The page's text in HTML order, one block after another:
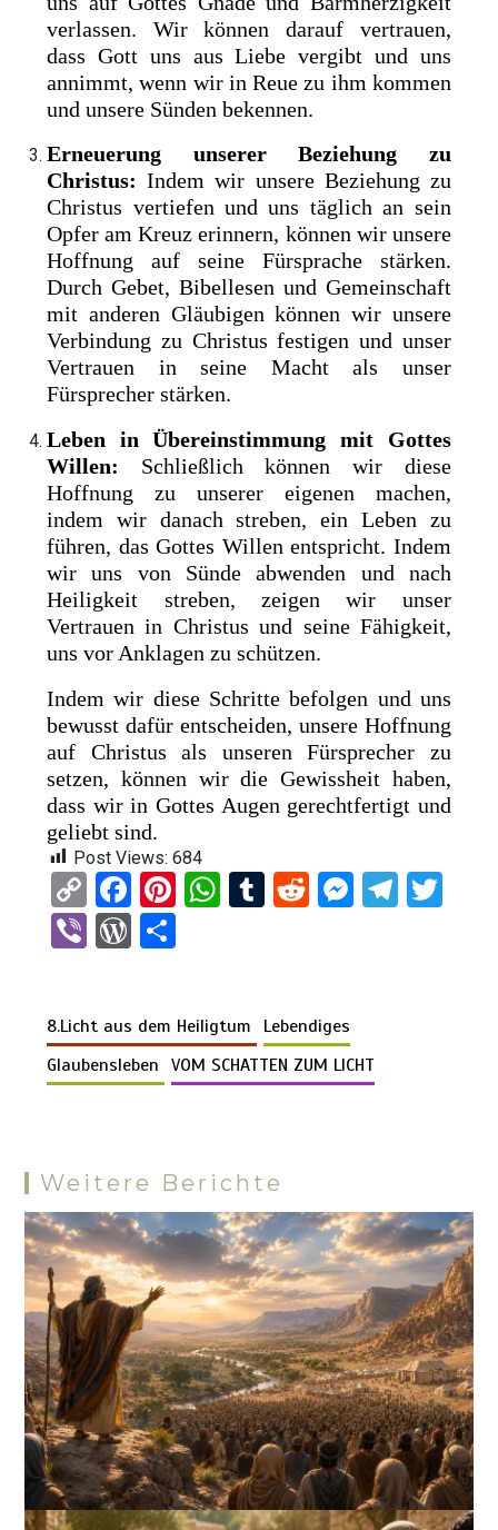
verlassen. Wir können darauf vertrauen,
dass Gott uns aus Liebe vergibt und uns
annimmt, wenn wir in Reue zu ihm kommen
und unsere Sünden bekennen.
Erneuerung unserer Beziehung zu
Christus: Indem wir unsere Beziehung zu
Christus vertiefen und uns täglich an sein
Opfer am Kreuz erinnern, können wir unsere
Hoffnung auf seine Fürsprache stärken.
Durch Gebet, Bibellesen und Gemeinschaft
mit anderen Gläubigen können wir unsere
Verbindung zu Christus festigen und unser
Vertrauen in seine Macht als unser
Fürsprecher stärken.
Leben in Übereinstimmung mit Gottes
Willen: Schließlich können wir diese
Hoffnung zu unserer eigenen machen,
indem wir danach streben, ein Leben zu
führen, das Gottes Willen entspricht. Indem
wir uns von Sünde abwenden und nach
Heiligkeit streben, zeigen wir unser
Vertrauen in Christus und seine Fähigkeit,
uns vor Anklagen zu schützen.
Indem wir diese Schritte befolgen und uns
bewusst dafür entscheiden, unsere Hoffnung
auf Christus als unseren Fürsprecher zu
setzen, können wir die Gewissheit haben,
dass wir in Gottes Augen gerechtfertigt und
geliebt sind.
Post Views: 684
C
o
py
n
k
F
a
ce
o
o
Pi
t
W
A
p
T
r
R
t
M
er
T
Vi W
Pr
es
n
8.Licht aus dem Heiligtum
Lebendiges
Glaubensleben
VOM SCHATTEN ZUM LICHT
Weitere Berichte